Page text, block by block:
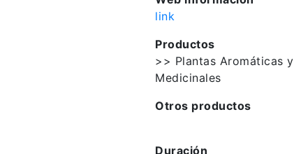
link
Productos
>> Plantas Aromáticas y
Medicinales
Otros productos
Duración